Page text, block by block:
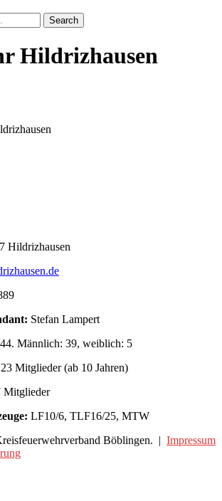
Hildrizhausen
Hildrizhausen
Stefan Lampert
44. Männlich: 39, weiblich: 5
23 Mitglieder (ab 10 Jahren)
Mitglieder
LF10/6, TLF16/25, MTW
Böblingen. | Impressum